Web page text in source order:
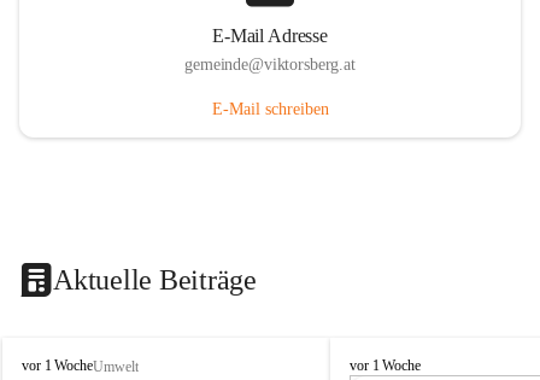
E-Mail Adresse
gemeinde@viktorsberg.at
E-Mail schreiben
Aktuelle Beiträge
V
vor 1 WocheUmwelt
V
vor 1 Woche